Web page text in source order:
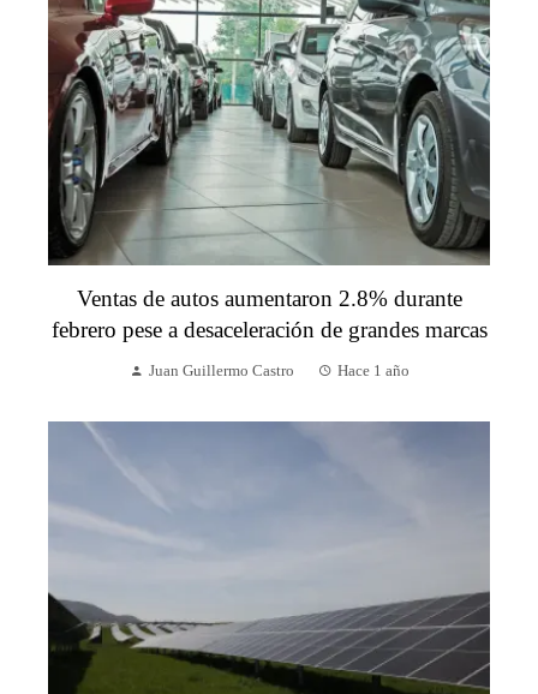
Ventas de autos aumentaron 2.8% durante
febrero pese a desaceleración de grandes marcas
Juan Guillermo Castro Hace 1 año